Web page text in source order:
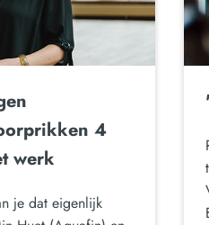
4
werk
je dat eigenlijk